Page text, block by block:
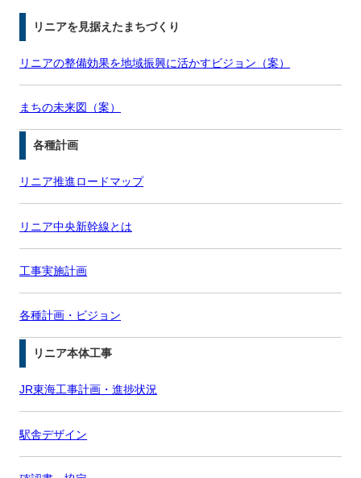
リニアを見据えたまちづくり
リニアの整備効果を地域振興に活かすビジョン（案）
まちの未来図（案）
各種計画
リニア推進ロードマップ
リニア中央新幹線とは
工事実施計画
各種計画・ビジョン
リニア本体工事
JR東海工事計画・進捗状況
駅舎デザイン